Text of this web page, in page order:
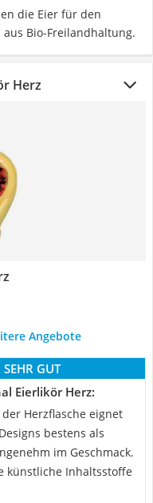
die Eier für den
Bio-Freilandhaltung.
Herz
Angebote
SEHR GUT
Eierlikör Herz:
Herzflasche eignet
bestens als
im Geschmack.
künstliche Inhaltsstoffe